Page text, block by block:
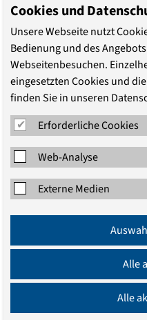
Reihlen-Vorlesung in
Theologischen Fakultät
Französischen
Auch der Gesetzgeber
partnerschaftlicher und
Mitte Oktober hat der
beschlossen, das
in einigen Vorschriften
die 2014 erschienene
Familie eine
Partnerschaftsformen
sich wichtige ethische
Leitbild der Ehe zu dem
gesellschaftliche
sexualethische Leitbilder
gesellschaftliche,
Cookies und
Unsere Webseite nutzt
Bedienung und des
Webseitenbesuchen.
eingesetzten Cookies und
finden Sie in unseren
Erforderliche Cookies
Web-Analyse
Externe Medien
Alle
Alle